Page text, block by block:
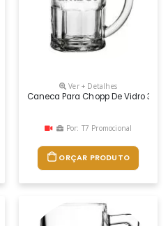
Ver + Detalhes
Caneca Para Chopp De Vidro
Por: T7 Promocional
ORÇAR PRODUTO